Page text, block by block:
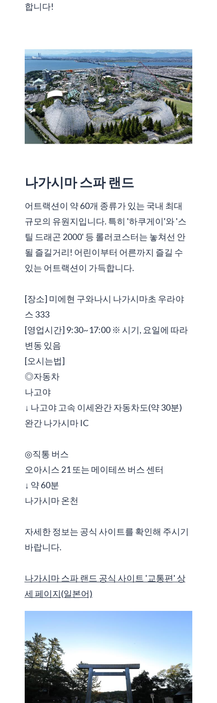
합니다!
나가시마 스파 랜드
어트랙션이 약 60개 종류가 있는 국내 최대
규모의 유원지입니다. 특히 '하쿠게이'와 '스
틸 드래곤 2000' 등 롤러코스터는 놓쳐선 안
될 즐길거리! 어린이부터 어른까지 즐길 수
있는 어트랙션이 가득합니다.
[장소] 미에현 구와나시 나가시마초 우라야
스 333
[영업시간] 9:30~17:00 ※ 시기, 요일에 따라
변동 있음
[오시는법]
◎자동차
나고야
↓ 나고야 고속 이세완간 자동차도(약 30분)
완간 나가시마 IC
◎직통 버스
오아시스 21 또는 메이테쓰 버스 센터
↓ 약 60분
나가시마 온천
자세한 정보는 공식 사이트를 확인해 주시기
바랍니다.
나가시마 스파 랜드 공식 사이트 '교통편' 상
세 페이지(일본어)